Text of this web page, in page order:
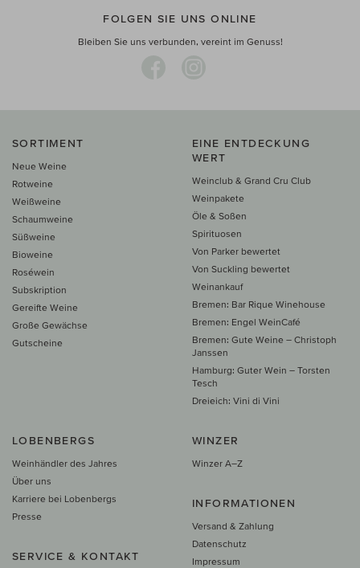
FOLGEN SIE UNS ONLINE
Bleiben Sie uns verbunden, vereint im Genuss!
SORTIMENT
Neue Weine
Rotweine
Weißweine
Schaumweine
Süßweine
Bioweine
Roséwein
Subskription
Gereifte Weine
Große Gewächse
Gutscheine
EINE ENTDECKUNG
WERT
Weinclub & Grand Cru Club
Weinpakete
Öle & Soßen
Spirituosen
Von Parker bewertet
Von Suckling bewertet
Weinankauf
Bremen: Bar Rique Winehouse
Bremen: Engel WeinCafé
Bremen: Gute Weine – Christoph
Janssen
Hamburg: Guter Wein – Torsten
Tesch
Dreieich: Vini di Vini
LOBENBERGS
Weinhändler des Jahres
Über uns
Karriere bei Lobenbergs
Presse
SERVICE & KONTAKT
WINZER
Winzer A–Z
INFORMATIONEN
Versand & Zahlung
Datenschutz
Impressum